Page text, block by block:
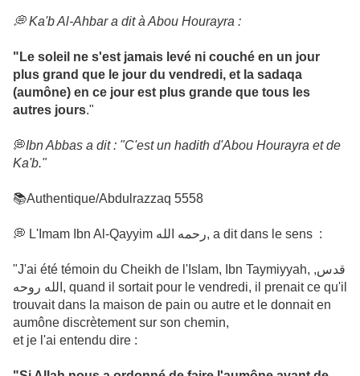
💭 Ka'b Al-Ahbar a dit à Abou Hourayra :
"Le soleil ne s'est jamais levé ni couché en un jour
plus grand que le jour du vendredi, et la sadaqa
(aumône) en ce jour est plus grande que tous les
autres jours."
💭Ibn Abbas a dit : "C'est un hadith d'Abou Hourayra et de
Ka'b."
📚Authentique/Abdulrazzaq 5558
💭 L'Imam Ibn Al-Qayyim رحمه الله, a dit dans le sens :
"J'ai été témoin du Cheikh de l'Islam, Ibn Taymiyyah, ,قدس
الله روحه, quand il sortait pour le vendredi, il prenait ce qu'il
trouvait dans la maison de pain ou autre et le donnait en
aumône discrètement sur son chemin,
et je l'ai entendu dire :